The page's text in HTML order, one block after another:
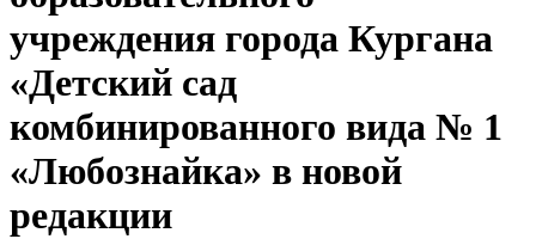
учреждения города Кургана
«Детский сад
комбинированного вида № 1
«Любознайка» в новой
редакции